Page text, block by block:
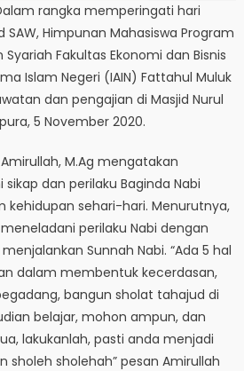
rangka memperingati hari
Himpunan Mahasiswa Program
Syariah Fakultas Ekonomi dan Bisnis
Islam Negeri (IAIN) Fattahul Muluk
dan pengajian di Masjid Nurul
5 November 2020.
M.Ag mengatakan
dan perilaku Baginda Nabi
kehidupan sehari-hari. Menurutnya,
perilaku Nabi dengan
Sunnah Nabi. “Ada 5 hal
dalam membentuk kecerdasan,
bangun sholat tahajud di
belajar, mohon ampun, dan
lakukanlah, pasti anda menjadi
sholeh sholehah” pesan Amirullah